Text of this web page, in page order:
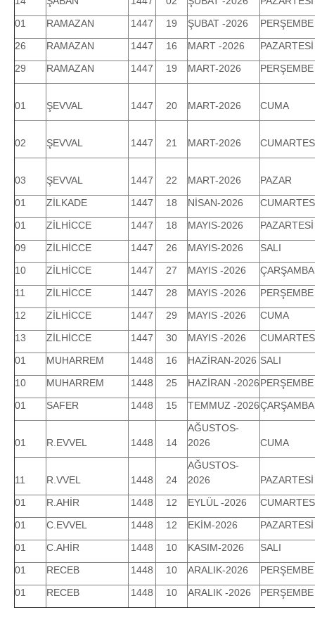
01
RAMAZAN 1447 19 ŞUBAT -2026
PERŞEMBE
26
RAMAZAN 1447 16 MART -2026
PAZARTESİ
29
RAMAZAN 1447 19 MART-2026 PERŞEMBE
01 ŞEVVAL 1447 20 MART-2026 CUMA
02 ŞEVVAL 1447 21 MART-2026
03 ŞEVVAL 1447 22 MART-2026
PAZAR
01
ZİLKADE 1447 18 NİSAN-2026
01
ZİLHİCCE 1447 18 MAYIS-2026
PAZARTESİ
09
ZİLHİCCE 1447 26 MAYIS-2026
SALI
10
ZİLHİCCE 1447 27 MAYIS -2026
ÇARŞAMBA
11
ZİLHİCCE 1447 28 MAYIS -2026
PERŞEMBE
12
ZİLHİCCE 1447 29 MAYIS -2026
CUMA
13
ZİLHİCCE 1447 30 MAYIS -2026
01
MUHARREM 1448 16 HAZİRAN-2026 SALI
10
MUHARREM 1448 25 HAZİRAN -2026PERŞEMBE
01
SAFER 1448 15 TEMMUZ -2026ÇARŞAMBA
01 R.EVVEL 1448 14
AĞUSTOS-
2026
CUMA
11 R.VVEL 1448 24
AĞUSTOS-
2026
PAZARTESİ
01
R.AHİR 1448 12 EYLÜL -2026
01
C.EVVEL 1448 12 EKİM-2026
PAZARTESİ
01
C.AHİR 1448 10 KASIM-2026
SALI
01
RECEB 1448 10 ARALIK-2026
PERŞEMBE
01
RECEB 1448 10 ARALIK -2026 PERŞEMBE